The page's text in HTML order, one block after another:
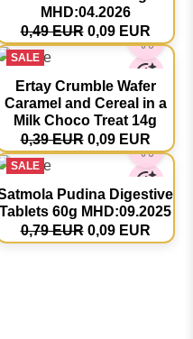
MHD:04.2026
0,49 EUR 0,09 EUR
SALE
Ertay Crumble Wafer
Caramel and Cereal in a
Milk Choco Treat 14g
0,39 EUR 0,09 EUR
SALE
Pudina Digestive
Tablets 60g MHD:09.2025
0,79 EUR 0,09 EUR